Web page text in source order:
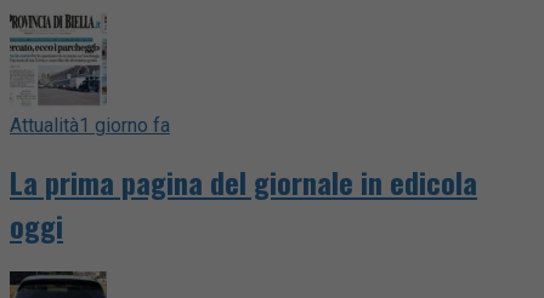
Attualità1 giorno fa
La prima pagina del giornale in edicola
oggi